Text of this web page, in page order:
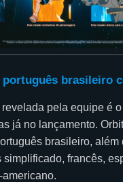
português brasileiro
pela equipe é
já no lançamento.
brasileiro, além
simplificado, francês,